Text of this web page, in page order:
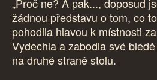
„Proč ne? A pak..., doposud
žádnou představu o tom, co
pohodila hlavou k místnosti
Vydechla a zabodla své
na druhé straně stolu.